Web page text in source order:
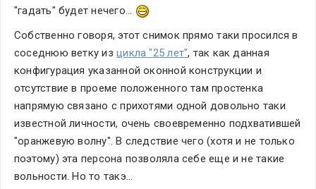
"гадать" будет нечего...
Собственно говоря, этот снимок прямо таки просился в
соседнюю ветку из цикла "25 лет", так как данная
конфигурация указанной оконной конструкции и
отсутствие в проеме положенного там простенка
напрямую связано с прихотями одной довольно таки
известной личности, очень своевременно подхватившей
"оранжевую волну". В следствие чего (хотя и не только
поэтому) эта персона позволяла себе еще и не такие
вольности. Но то такэ...